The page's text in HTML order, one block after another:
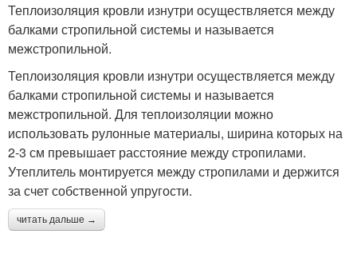
Теплоизоляция кровли изнутри осуществляется между
балками стропильной системы и называется
межстропильной.
Теплоизоляция кровли изнутри осуществляется между
балками стропильной системы и называется
межстропильной. Для теплоизоляции можно
использовать рулонные материалы, ширина которых на
2-3 см превышает расстояние между стропилами.
Утеплитель монтируется между стропилами и держится
за счет собственной упругости.
читать дальше →